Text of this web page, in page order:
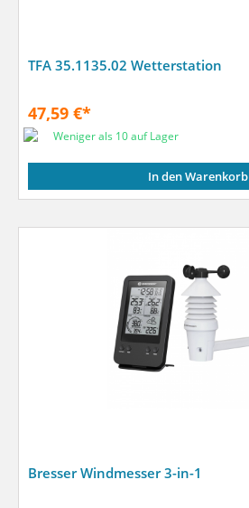
TFA 35.1135.02 Wetterstation
47,59 €*
Weniger als 10 auf Lager
In den Warenkorb
Bresser Windmesser 3-in-1